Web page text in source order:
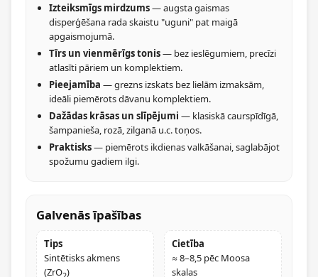
Izteiksmīgs mirdzums— augsta gaismas
disperģēšana rada skaistu "uguni" pat maigā
apgaismojumā.
Tīrs un vienmērīgs tonis— bez ieslēgumiem, precīzi
atlasīti pāriem un komplektiem.
Pieejamība — grezns izskats bez lielām izmaksām,
ideāli piemērots dāvanu komplektiem.
Dažādas krāsas un slīpējumi — klasiskā caurspīdīgā,
šampanieša, rozā, zilganā u.c. toņos.
Praktisks— piemērots ikdienas valkāšanai, saglabājot
spožumu gadiem ilgi.
Galvenās īpašības
Tips
Sintētisks akmens
(ZrO )
Cietība
≈ 8–8,5 pēc Moosa
skalas